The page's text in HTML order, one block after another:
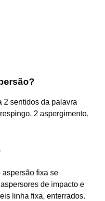
2 sentidos da palavra
2 aspergimento,
aspersão fixa se
de impacto e
linha fixa, enterrados.